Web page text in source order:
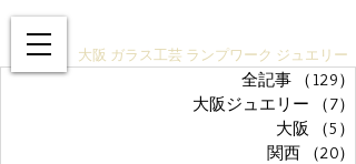
大阪 ガラス工芸 ランプワーク ジュエリー
全記事 （129）
大阪ジュエリー
（7）
大阪
（5）
関西
（20）